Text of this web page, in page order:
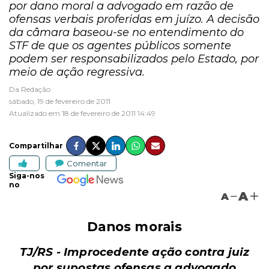
por dano moral a advogado em razão de
ofensas verbais proferidas em juízo. A decisão
da câmara baseou-se no entendimento do
STF de que os agentes públicos somente
podem ser responsabilizados pelo Estado, por
meio de ação regressiva.
Da Redação
sábado, 19 de fevereiro de 2011
Atualizado em 18 de fevereiro de 2011 14:49
Compartilhar
Comentar
Siga-nos
no
A A
Danos morais
TJ/RS - Improcedente ação contra juiz